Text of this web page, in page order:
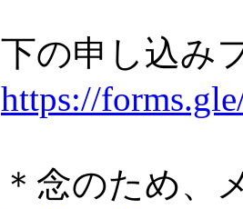
下の申し込み
https://
＊念のため、